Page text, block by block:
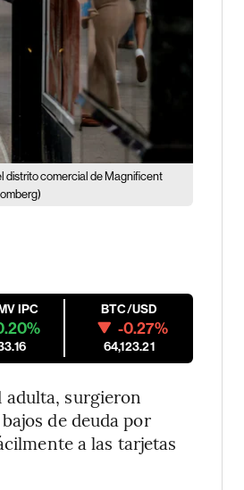
distrito comercial de Magnificent
IPC BTC/USD
-0.27%
64,123.21
surgieron
de deuda por
a las tarjetas